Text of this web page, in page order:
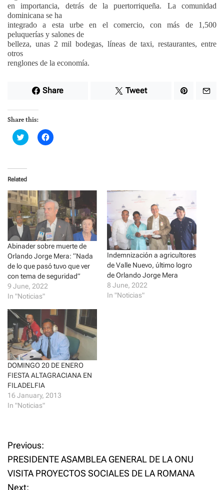
en importancia, detrás de la puertorriqueña. La comunidad
dominicana se ha
integrado a esta urbe en el comercio, con más de 1,500
peluquerías y salones de
belleza, unas 2 mil bodegas, líneas de taxi, restaurantes, entre
otros
renglones de la economía.
Share Tweet
Share this:
C
l
t
o
s
a
r
e
o
n
T
i
t
t
e
r
(
O
p
e
n
i
n
n
e
w
w
i
n
d
o
w
)
C
l
a
r
e
o
n
F
a
c
e
b
o
o
k
(
s
i
n
n
e
w
w
i
n
d
o
Related
Abinader sobre muerte de
Orlando Jorge Mera: “Nada
de lo que pasó tuvo que ver
con tema de seguridad”
9 June, 2022
In "Noticias"
Indemnización a agricultores
de Valle Nuevo, último logro
de Orlando Jorge Mera
8 June, 2022
In "Noticias"
DOMINGO 20 DE ENERO
FIESTA ALTAGRACIANA EN
FILADELFIA
16 January, 2013
In "Noticias"
P
o
Previous:
PRESIDENTE ASAMBLEA GENERAL DE LA ONU
VISITA PROYECTOS SOCIALES DE LA ROMANA
Next: